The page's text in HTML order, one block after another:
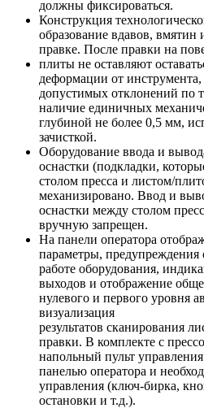
должны фиксироваться.
Конструкция
образование вдавов,
правке. После правки на
плиты не оставляют
деформации от
допустимых отклонений по
наличие единичных
глубиной не более 0,5 мм,
зачисткой.
Оборудование ввода и
оснастки (подкладки,
столом пресса и листом/
механизировано. Ввод и
оснастки между столом
вручную запрещен.
На панели оператора
параметры, предупреждения
работе оборудования,
выходов и отображение
нулевого и первого уровня
визуализация
результатов сканирования
правки. В комплекте с
напольный пульт
панелью оператора и
управления (ключ-бирка,
остановки и т.д.).